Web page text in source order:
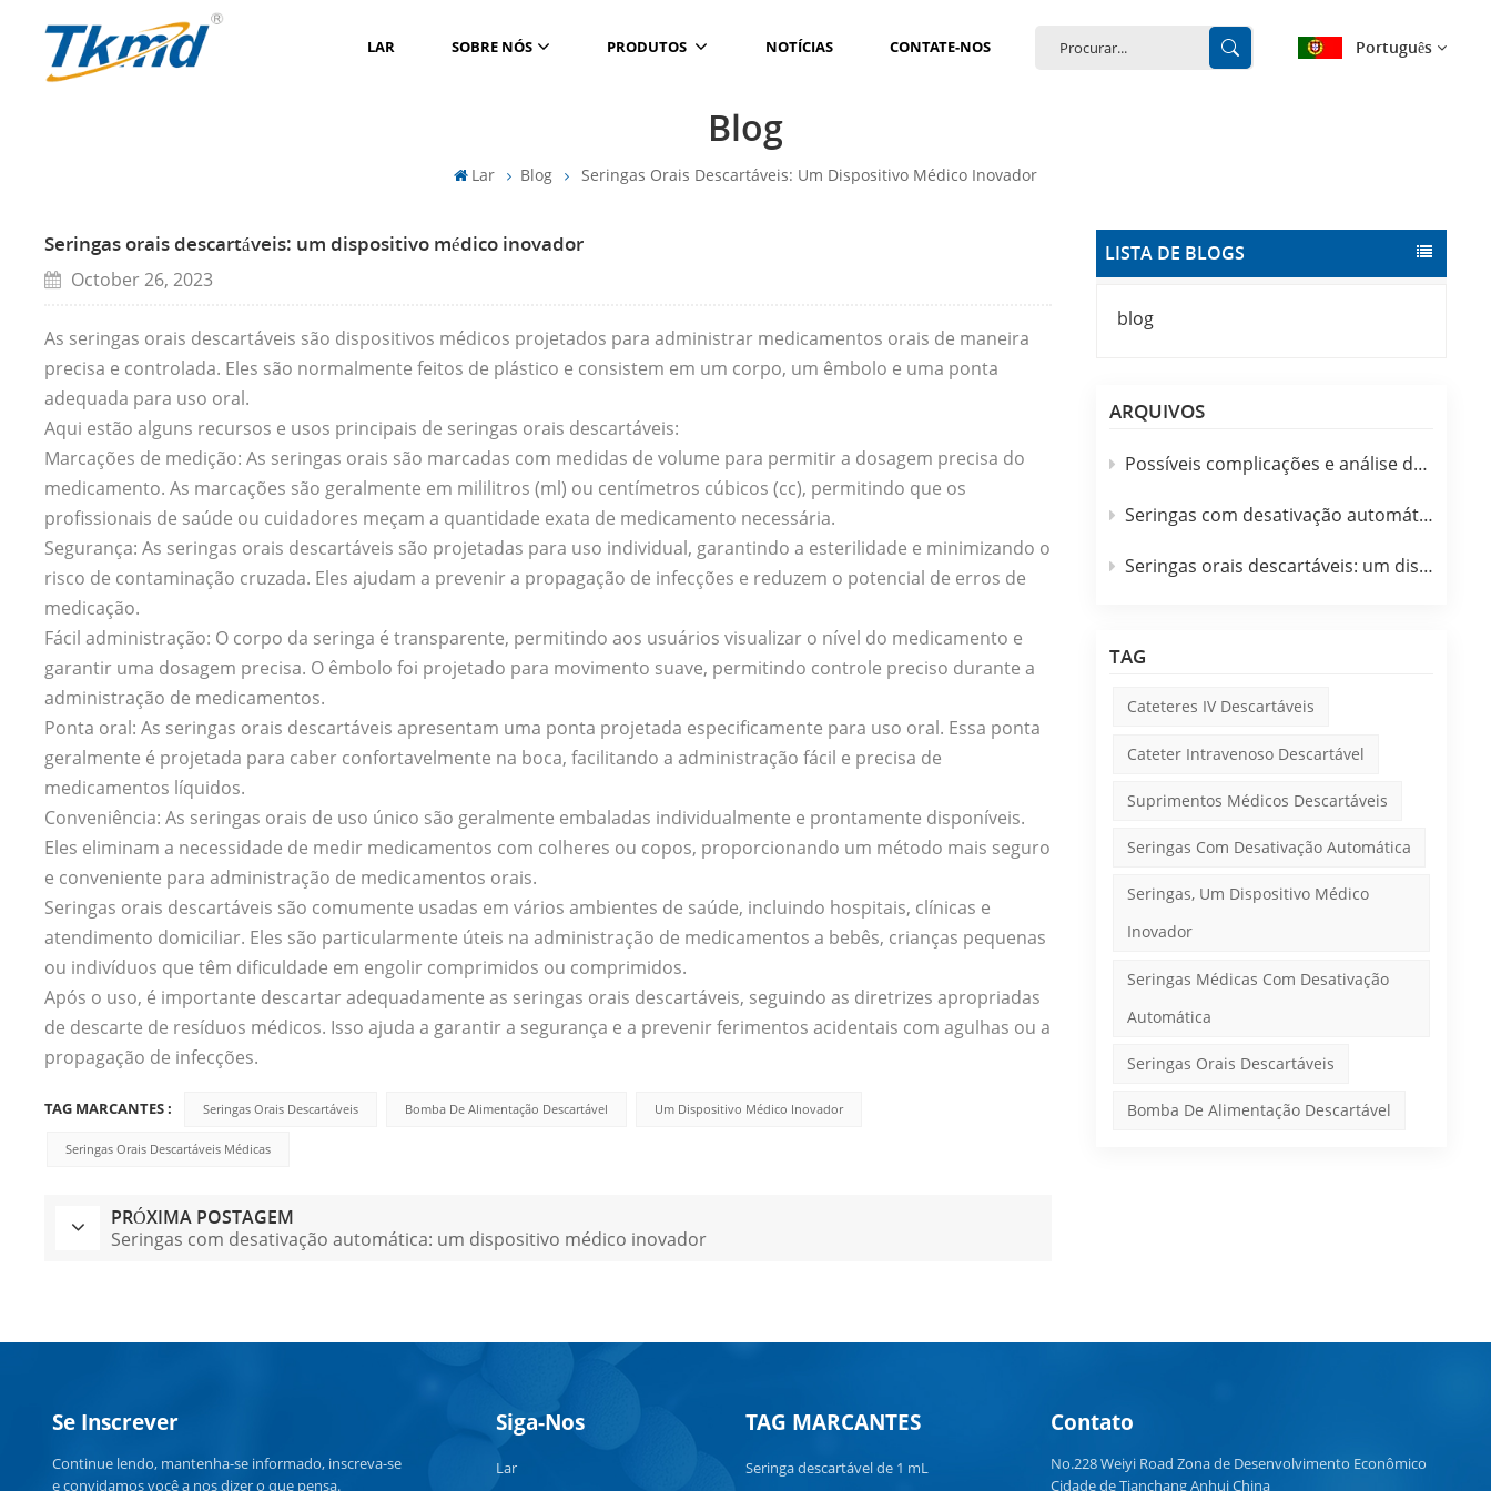
LAR SOBRE NÓS PRODUTOS NOTÍCIAS CONTATE-NOS Português
Blog
Lar Blog Seringas Orais Descartáveis: Um Dispositivo Médico Inovador
LISTA DE BLOGS
blog
ARQUIVOS
Possíveis complicações e análise de enfermagem do uso clínico de cateteres intravenosos descartáveis
Seringas com desativação automática: um dispositivo médico inovador
Seringas orais descartáveis: um dispositivo médico inovador
TAG
Cateteres IV Descartáveis
Cateter Intravenoso Descartável
Suprimentos Médicos Descartáveis
Seringas Com Desativação Automática
Seringas, Um Dispositivo Médico
Inovador
Seringas Médicas Com Desativação
Automática
Seringas Orais Descartáveis
Bomba De Alimentação Descartável
Seringas orais descartáveis: um dispositivo médico inovador
October 26, 2023
As seringas orais descartáveis são dispositivos médicos projetados para administrar medicamentos orais de maneira
precisa e controlada. Eles são normalmente feitos de plástico e consistem em um corpo, um êmbolo e uma ponta
adequada para uso oral.
Aqui estão alguns recursos e usos principais de seringas orais descartáveis:
Marcações de medição: As seringas orais são marcadas com medidas de volume para permitir a dosagem precisa do
medicamento. As marcações são geralmente em mililitros (ml) ou centímetros cúbicos (cc), permitindo que os
profissionais de saúde ou cuidadores meçam a quantidade exata de medicamento necessária.
Segurança: As seringas orais descartáveis são projetadas para uso individual, garantindo a esterilidade e minimizando o
risco de contaminação cruzada. Eles ajudam a prevenir a propagação de infecções e reduzem o potencial de erros de
medicação.
Fácil administração: O corpo da seringa é transparente, permitindo aos usuários visualizar o nível do medicamento e
garantir uma dosagem precisa. O êmbolo foi projetado para movimento suave, permitindo controle preciso durante a
administração de medicamentos.
Ponta oral: As seringas orais descartáveis apresentam uma ponta projetada especificamente para uso oral. Essa ponta
geralmente é projetada para caber confortavelmente na boca, facilitando a administração fácil e precisa de
medicamentos líquidos.
Conveniência: As seringas orais de uso único são geralmente embaladas individualmente e prontamente disponíveis.
Eles eliminam a necessidade de medir medicamentos com colheres ou copos, proporcionando um método mais seguro
e conveniente para administração de medicamentos orais.
Seringas orais descartáveis são comumente usadas em vários ambientes de saúde, incluindo hospitais, clínicas e
atendimento domiciliar. Eles são particularmente úteis na administração de medicamentos a bebês, crianças pequenas
ou indivíduos que têm dificuldade em engolir comprimidos ou comprimidos.
Após o uso, é importante descartar adequadamente as seringas orais descartáveis, seguindo as diretrizes apropriadas
de descarte de resíduos médicos. Isso ajuda a garantir a segurança e a prevenir ferimentos acidentais com agulhas ou a
propagação de infecções.
TAG MARCANTES : Seringas Orais Descartáveis Bomba De Alimentação Descartável Um Dispositivo Médico Inovador
Seringas Orais Descartáveis Médicas
PRÓXIMA POSTAGEM
Seringas com desativação automática: um dispositivo médico inovador
Se Inscrever
Continue lendo, mantenha-se informado, inscreva-se
e convidamos você a nos dizer o que pensa.
Siga-Nos
Lar
TAG MARCANTES
Seringa descartável de 1 mL
Contato
No.228 Weiyi Road Zona de Desenvolvimento Econômico
Cidade de Tianchang Anhui China